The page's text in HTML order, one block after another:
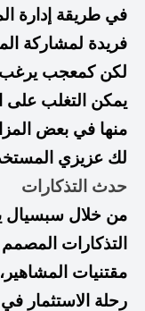
في طريقة إدارة
فريدة لمشاركة
لكن كمعجب يرغب
يمكن التغلب على
منها في بعض
لك عزيزي
حدث التذكارات
من خلال سبسيال
التذكارات
مقتنيات
رحلة الاستثمار